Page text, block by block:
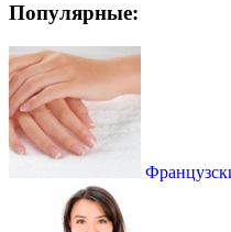
Популярные: